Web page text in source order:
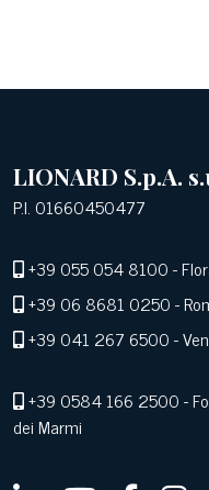
LIONARD S.p.A.
P.I. 01660450477
+39 055 054 8100-
+39 06 8681 0250-
+39 041 267 6500-
+39 0584 166 2500-
dei Marmi